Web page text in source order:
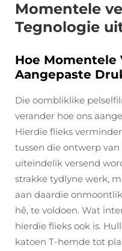
Momentele
Tegnologie
Hoe Momentele
Aangepaste
Die oombliklike
verander hoe ons
Hierdie flieks
tussen die ontwerp
uiteindelik versend
strakke tydlyne werk,
aan daardie
hê, te voldoen. Wat
hierdie flieks ook is.
katoen T-hemde tot